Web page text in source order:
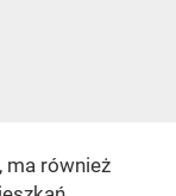
ma również